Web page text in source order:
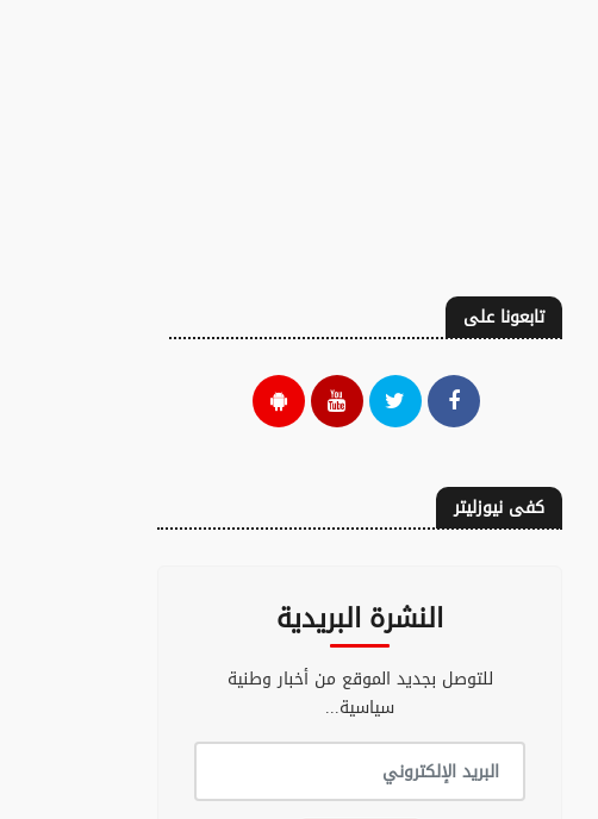
تابعونا على
كفى نيوزليتر
النشرة البريدية
للتوصل بجديد الموقع من أخبار وطنية
سياسية...